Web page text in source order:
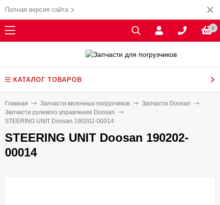
Полная версия сайта
0
КАТАЛОГ ТОВАРОВ
Главная Запчасти вилочных погрузчиков
Запчасти Doosan
Запчасти рулевого управления Doosan
STEERING UNIT Doosan 190202-00014
STEERING UNIT Doosan 190202-
00014